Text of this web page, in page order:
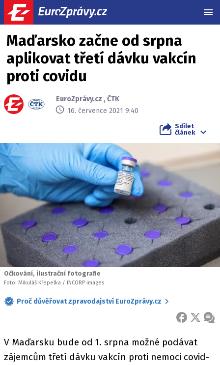
Maďarsko začne od srpna
aplikovat třetí dávku vakcín
proti covidu
EuroZprávy.cz ,ČTK
16. července 2021 9:40
Sdílet
článek
Očkování, ilustrační fotografie
Foto: Mikuláš Křepelka / INCORP images
Proč důvěřovat zpravodajství EuroZprávy.cz
FACEBOOK
X
V Maďarsku bude od 1. srpna možné podávat
zájemcům třetí dávku vakcín proti nemoci covid-